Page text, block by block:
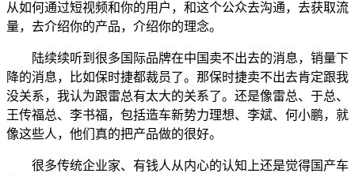
从如何通过短视频和你的用户，和这个公众去沟通，去获取流
量，去介绍你的产品，介绍你的理念。
陆续续听到很多国际品牌在中国卖不出去的消息，销量下
降的消息，比如保时捷都裁员了。那保时捷卖不出去肯定跟我
没关系，我认为跟雷总有太大的关系了。还是像雷总、于总、
王传福总、李书福，包括造车新势力理想、李斌、何小鹏，就
像这些人，他们真的把产品做的很好。
很多传统企业家、有钱人从内心的认知上还是觉得国产车